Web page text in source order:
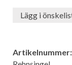
Lägg i
Artikelnummer: